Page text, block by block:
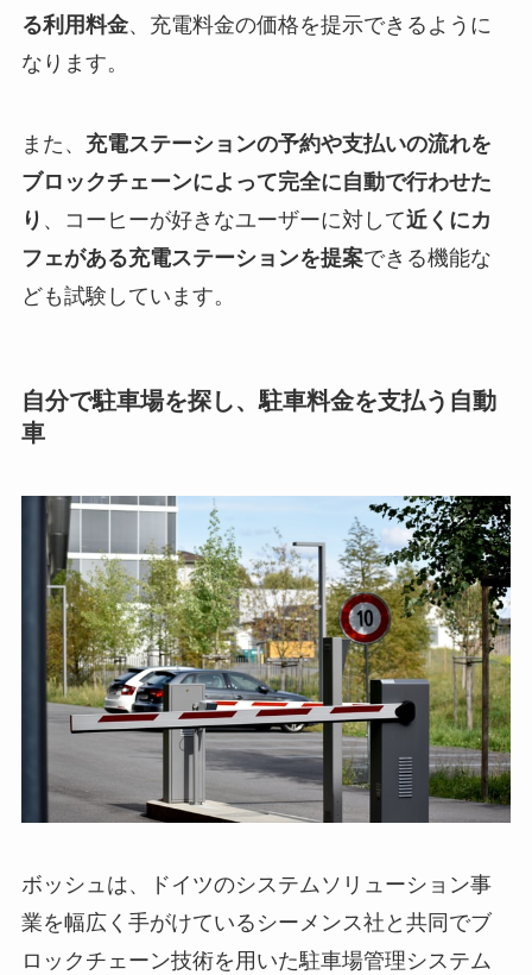
る利用料金、充電料金の価格を提示できるように
なります。
また、 充電ステーションの予約や支払いの流れを
ブロックチェーンによって完全に自動で行わせた
り 、コーヒーが好きなユーザーに対して近くにカ
フェがある充電ステーションを提案できる機能な
ども試験しています。
自分で駐車場を探し、駐車料金を支払う自動
車
ボッシュは、ドイツのシステムソリューション事
業を幅広く手がけているシーメンス社と共同でブ
ロックチェーン技術を用いた駐車場管理システム